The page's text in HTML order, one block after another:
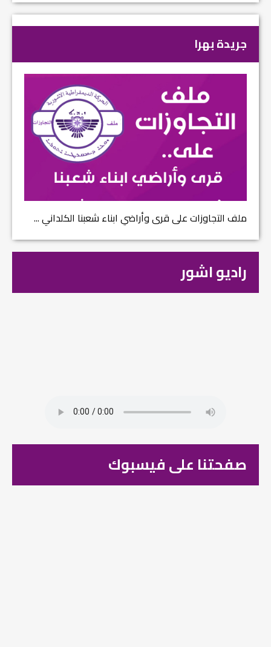
جريدة بهرا
ملف التجاوزات على قرى وأراضي ابناء شعبنا الكلداني ...
راديو اشور
صفحتنا على فيسبوك